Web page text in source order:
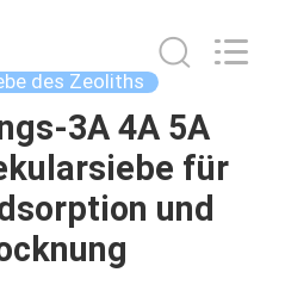
des Zeoliths
3A 4A 5A
für
und